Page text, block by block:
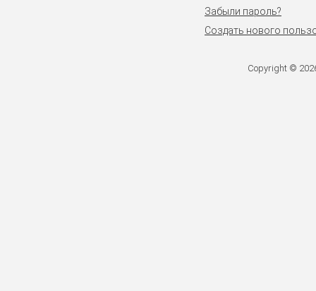
Забыли пароль?
Создать нового
Copyright ©